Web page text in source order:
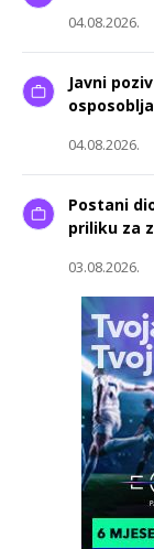
04.08.2026.
Javni
04.08.2026.
Postani
priliku za
03.08.2026.